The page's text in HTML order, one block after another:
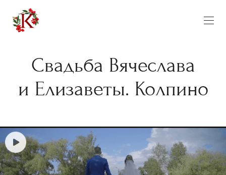
Свадьба Вячеслава
и Елизаветы. Колпино